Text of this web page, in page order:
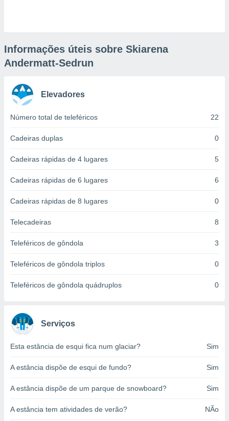
nós e
únicos
e
como a
IP e
possam
tal,
ou opor-
qualquer
de
Informações úteis sobre Skiarena
Andermatt-Sedrun
Elevadores
Número total de teleféricos 22
Cadeiras duplas 0
Cadeiras rápidas de 4 lugares 5
Cadeiras rápidas de 6 lugares 6
Cadeiras rápidas de 8 lugares 0
Telecadeiras 8
Teleféricos de gôndola 3
Teleféricos de gôndola triplos 0
Teleféricos de gôndola quádruplos 0
Serviços
Esta estância de esqui fica num glaciar? Sim
A estância dispõe de esqui de fundo? Sim
A estância dispõe de um parque de snowboard? Sim
A estância tem atividades de verão? NÃo